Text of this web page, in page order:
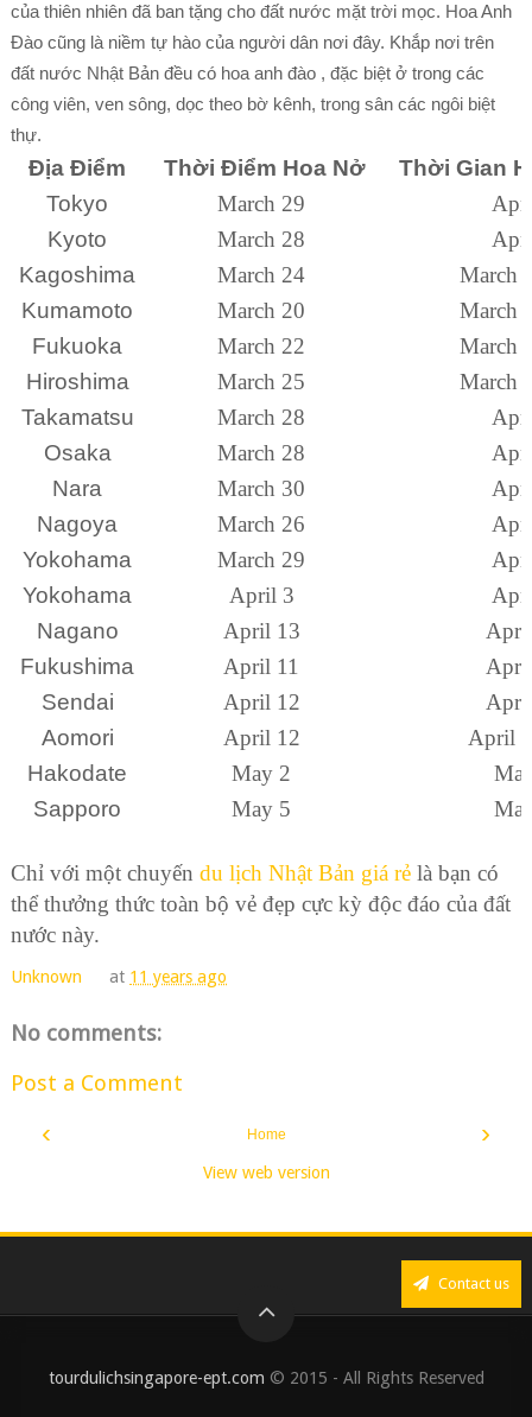
của thiên nhiên đã ban tặng cho đất nước mặt trời mọc. Hoa Anh
Đào cũng là niềm tự hào của người dân nơi đây. Khắp nơi trên
đất nước Nhật Bản đều có hoa anh đào , đặc biệt ở trong các
công viên, ven sông, dọc theo bờ kênh, trong sân các ngôi biệt
thự.
Địa Điểm Thời Điểm Hoa Nở
Thời Gian
Tokyo
March 29
Kyoto
March 28
Kagoshima
March 24
March
Kumamoto
March 20
March
Fukuoka
March 22
March
Hiroshima
March 25
March
Takamatsu
March 28
Osaka
March 28
Nara
March 30
Nagoya
March 26
Yokohama
March 29
Yokohama
April 3
Nagano
April 13
Fukushima
April 11
Sendai
April 12
Aomori
April 12
April
Hakodate
May 2
Sapporo
May 5
Chỉ với một chuyến du lịch Nhật Bản giá rẻlà bạn có
thể thưởng thức toàn bộ vẻ đẹp cực kỳ độc đáo của đất
nước này.
Unknown at 11 years ago
No comments:
Post a Comment
‹ ›
Home
View web version
Contact us
tourdulichsingapore-ept.com © 2015 - All Rights Reserved